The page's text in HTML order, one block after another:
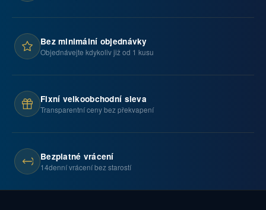
Bez minimální objednávky
Objednávejte kdykoliv již od 1 kusu
Fixní velkoobchodní sleva
Transparentní ceny bez překvapení
Bezplatné vrácení
14denní vrácení bez starostí